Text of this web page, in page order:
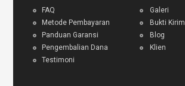
FAQ
Metode Pembayaran
Panduan Garansi
Pengembalian Dana
Testimoni
Galeri
Bukti Kirim
Blog
Klien